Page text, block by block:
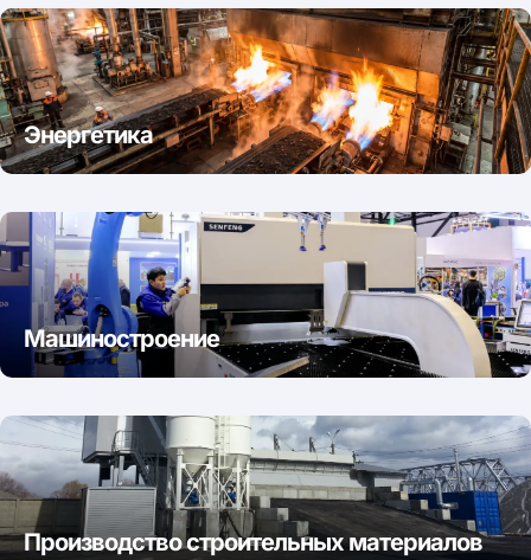
Энергетика
Машиностроение
Производство строительных материалов